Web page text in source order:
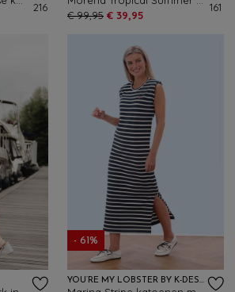
216
€ 99,95 € 39,95
161
- 61%
YOU’RE MY LOBSTER BY K-DESIGN